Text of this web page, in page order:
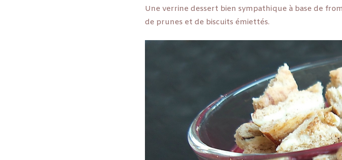
Une verrine dessert bien sympathique à base de
de prunes et de biscuits émiettés.